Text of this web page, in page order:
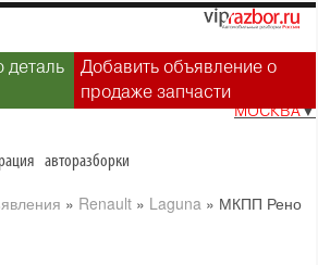
деталь
Добавить объявление о
продаже запчасти
МОСКВА▼
авторазборки
» Renault » Laguna » МКПП Рено